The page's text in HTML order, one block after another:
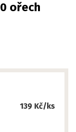
ořech
139 Kč/ks